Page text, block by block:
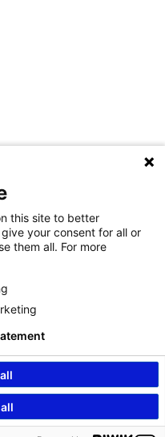
Living Norge SA 2026
this site to better
your consent for all or
them all. For more